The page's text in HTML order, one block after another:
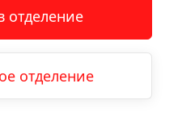
отделение
отделение